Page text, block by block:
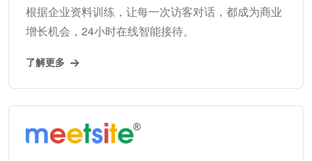
根据企业资料训练，让每一次访客对话，都成为商业
增长机会，24小时在线智能接待。
了解更多